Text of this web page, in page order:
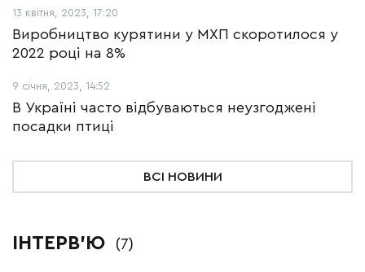
13 квітня, 2023, 17:20
Виробництво курятини у МХП скоротилося у
2022 році на 8%
9 січня, 2023, 14:52
В Україні часто відбуваються неузгоджені
посадки птиці
ВСІ НОВИНИ
ІНТЕРВ'Ю (7)